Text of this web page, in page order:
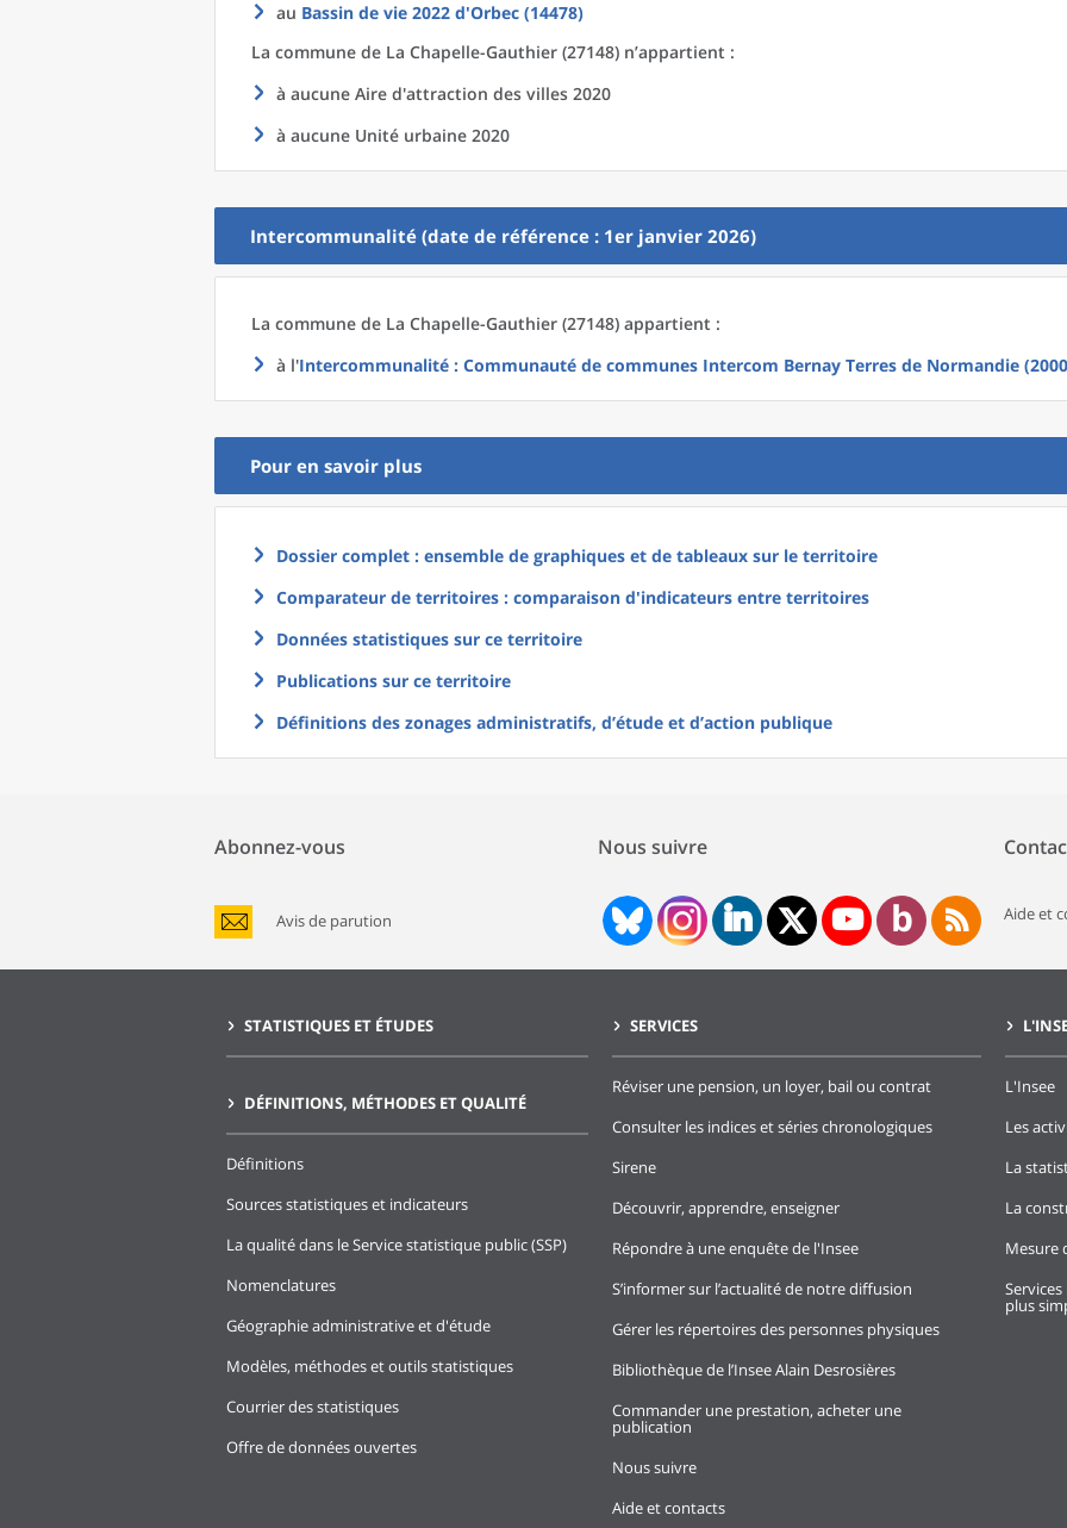
au Bassin de vie 2022 d'Orbec (14478)
La commune de La Chapelle-Gauthier (27148) n’appartient :
à aucune Aire d'attraction des villes 2020
à aucune Unité urbaine 2020
Intercommunalité (date de référence : 1er janvier 2026)
La commune de La Chapelle-Gauthier (27148) appartient :
à l'Intercommunalité : Communauté de communes Intercom Bernay Terres de Normandie
Pour en savoir plus
Dossier complet : ensemble de graphiques et de tableaux sur le territoire
Comparateur de territoires : comparaison d'indicateurs entre territoires
Données statistiques sur ce territoire
Publications sur ce territoire
Définitions des zonages administratifs, d’étude et d’action publique
Abonnez-vous
Avis de parution
Nous suivre
Aide et
STATISTIQUES ET ÉTUDES
DÉFINITIONS, MÉTHODES ET QUALITÉ
Définitions
Sources statistiques et indicateurs
La qualité dans le Service statistique public (SSP)
Nomenclatures
Géographie administrative et d'étude
Modèles, méthodes et outils statistiques
Courrier des statistiques
Offre de données ouvertes
SERVICES
Réviser une pension, un loyer, bail ou contrat
Consulter les indices et séries chronologiques
Sirene
Découvrir, apprendre, enseigner
Répondre à une enquête de l'Insee
S’informer sur l’actualité de notre diffusion
Gérer les répertoires des personnes physiques
Bibliothèque de l’Insee Alain Desrosières
Commander une prestation, acheter une
publication
Nous suivre
Aide et contacts
L'Insee
Les
La
La
Mesure
plus